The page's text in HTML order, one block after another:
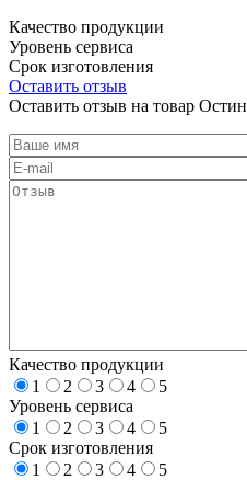
Качество продукции
Уровень сервиса
Срок изготовления
Оставить отзыв
Оставить отзыв на товар Остин
Качество продукции
1
2 3 4
5
Уровень сервиса
1
2 3 4
5
Срок изготовления
1
2 3 4
5